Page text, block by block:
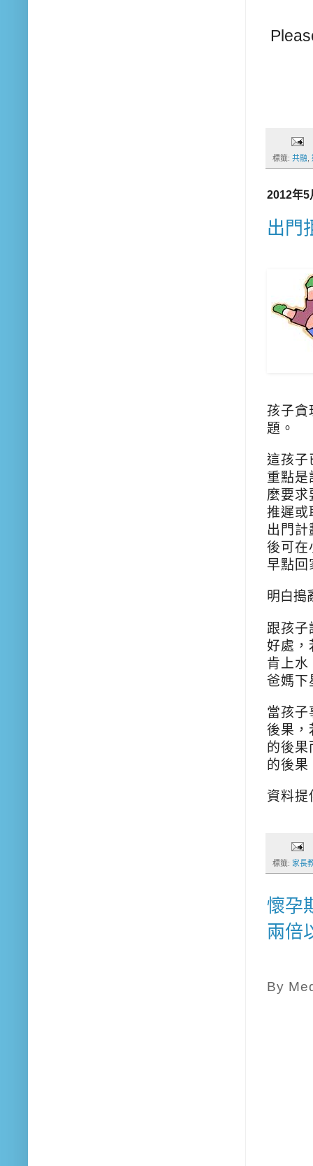
標籤: 共融
2012年5
出門
孩子貪
題。
這孩子
重點是
麼要求
推遲或
出門
後可在
早點回
明白搗
跟孩子
好處，
肯上水
爸媽下
當孩子
後果，
的後果
的後果
資料提
標籤: 家長
懷孕
兩倍
By